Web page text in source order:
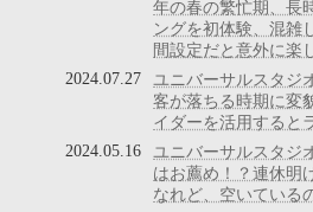
年の春の繁忙期、長
ングを初体験、混雑
間設定だと意外に楽
ユニバーサルスタジ
客が落ちる時期に変
イダーを活用すると
2024.07.27
ユニバーサルスタジ
はお薦め！？連休明
なれど、空いている
2024.05.16